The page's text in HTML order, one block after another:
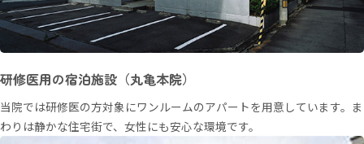
研修医用の宿泊施設（丸亀本院）
当院では研修医の方対象にワンルームのアパートを用意しています。ま
わりは静かな住宅街で、女性にも安心な環境です。